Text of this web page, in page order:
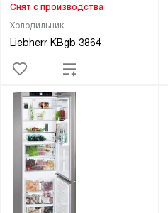
Холодильник
Liebherr KBgb 3864
Снят с производства